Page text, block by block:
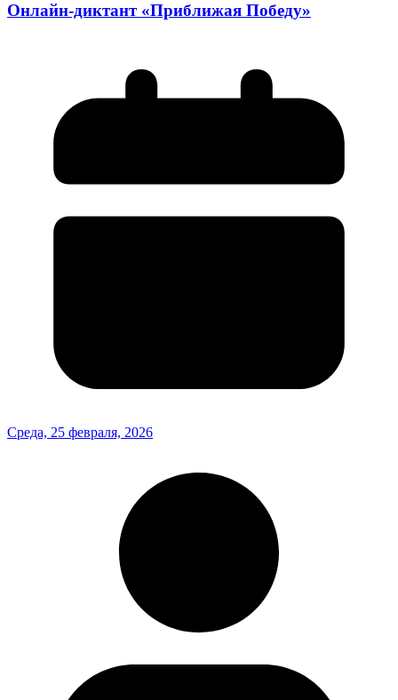
Онлайн-диктант «Приближая Победу»
Среда, 25 февраля, 2026